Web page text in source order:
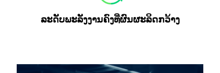
ລະດັບພະລັງງານຄົງທີ່ຜົນຜະລິດກວ້າງ